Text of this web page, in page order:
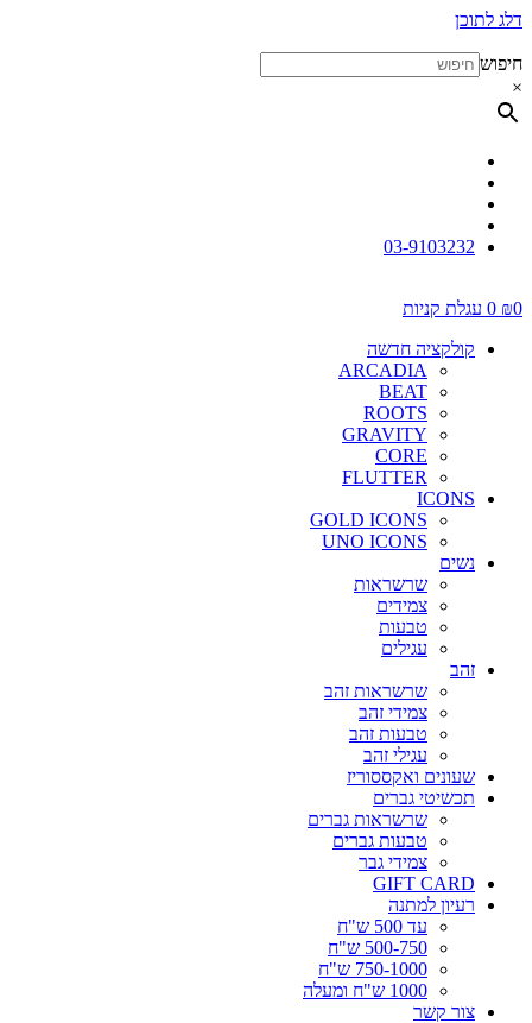
דלג לתוכן
חיפוש
×
03-9103232
₪0
0 עגלת קניות
קולקציה חדשה
ARCADIA
BEAT
ROOTS
GRAVITY
CORE
FLUTTER
ICONS
GOLD ICONS
UNO ICONS
נשים
שרשראות
צמידים
טבעות
עגילים
זהב
שרשראות זהב
צמידי זהב
טבעות זהב
עגילי זהב
שעונים ואקססוריז
תכשיטי גברים
שרשראות גברים
טבעות גברים
צמידי גבר
GIFT CARD
רעיון למתנה
עד 500 ש"ח
500-750 ש"ח
750-1000 ש"ח
1000 ש"ח ומעלה
צור קשר